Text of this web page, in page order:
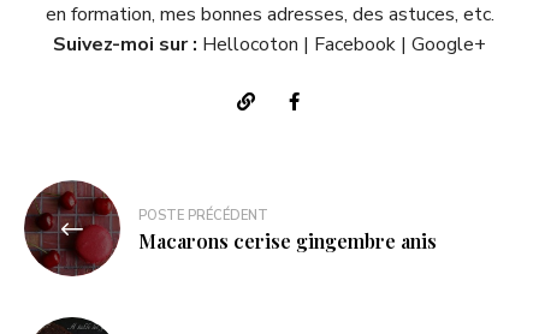
en formation, mes bonnes adresses, des astuces, etc.
Suivez-moi sur : Hellocoton | Facebook | Google+
POSTE PRÉCÉDENT
Macarons cerise gingembre anis